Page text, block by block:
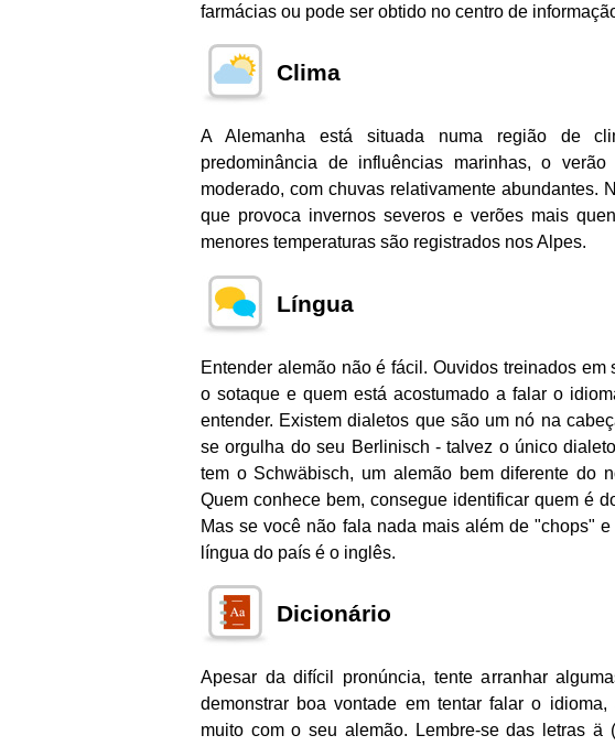
farmácias ou pode ser obtido no centro de
Clima
A Alemanha está situada numa região de
predominância de influências marinhas, o
moderado, com chuvas relativamente abundantes.
que provoca invernos severos e verões mais
menores temperaturas são registrados nos Alpes.
Língua
Entender alemão não é fácil. Ouvidos treinados
o sotaque e quem está acostumado a falar o
entender. Existem dialetos que são um nó na
se orgulha do seu Berlinisch - talvez o único
tem o Schwäbisch, um alemão bem diferente do
Quem conhece bem, consegue identificar quem é
Mas se você não fala nada mais além de "chops"
língua do país é o inglês.
Dicionário
Apesar da difícil pronúncia, tente arranhar
demonstrar boa vontade em tentar falar o
muito com o seu alemão. Lembre-se das letras ä